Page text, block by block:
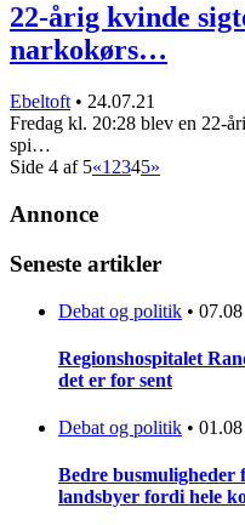
22-årig kvinde
narkokørs…
Ebeltoft • 24.07.21
Fredag kl. 20:28 blev en 22-
spi…
Side 4 af 5«1 2345»
Annonce
Seneste artikler
Debat og politik • 07.08
Regionshospitalet
det er for sent
Debat og politik • 01.08
Bedre busmuligheder
landsbyer fordi hele